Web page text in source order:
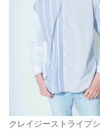
クレイジーストライプ